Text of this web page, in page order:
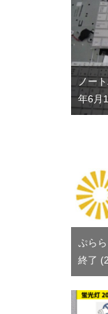
ノー
年6月
ぷら
終了